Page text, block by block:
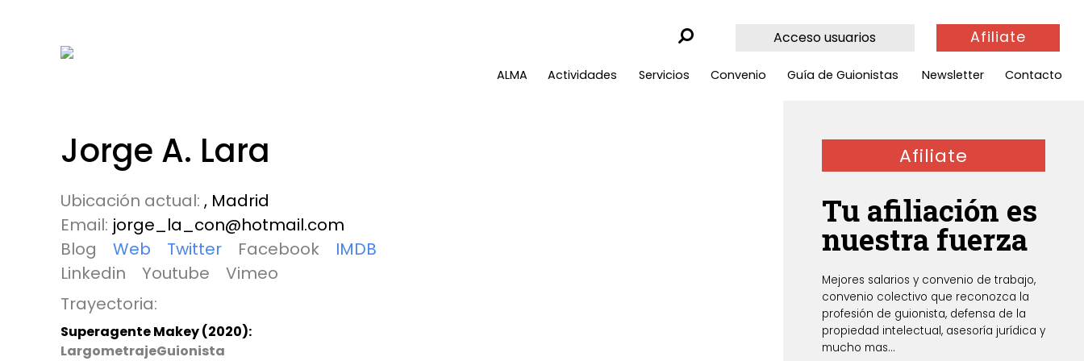
Acceso usuarios Afiliate
ALMA Actividades Servicios Convenio Guía de Guionistas Newsletter Contacto
Jorge A. Lara
Ubicación actual: , Madrid
Email: jorge_la_con@hotmail.com
Blog
Web Twitter Facebook
IMDB
Linkedin
Youtube
Vimeo
Trayectoria:
Superagente Makey (2020):
LargometrajeGuionista
Afiliate
Tu afiliación es
nuestra fuerza
Mejores salarios y convenio de trabajo,
convenio colectivo que reconozca la
profesión de guionista, defensa de la
propiedad intelectual, asesoría jurídica y
mucho mas...